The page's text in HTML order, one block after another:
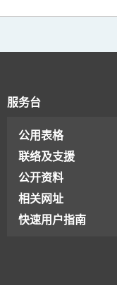
服务台
公用表格
联络及支援
公开资料
相关网址
快速用户指南